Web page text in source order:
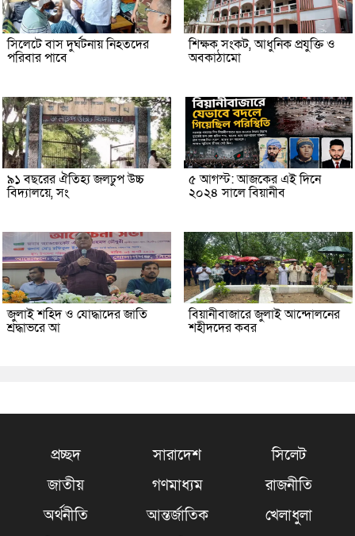
সিলেটে বাস দুর্ঘটনায় নিহতদের
পরিবার পাবে
শিক্ষক সংকট, আধুনিক প্রযুক্তি ও
অবকাঠামো
৯১ বছরের ঐতিহ্য জলঢুপ উচ্চ
বিদ্যালয়ে, সং
৫ আগস্ট: আজকের এই দিনে
২০২৪ সালে বিয়ানীব
জুলাই শহিদ ও যোদ্ধাদের জাতি
শ্রদ্ধাভরে আ
বিয়ানীবাজারে জুলাই আন্দোলনের
শহীদদের কবর
প্রচ্ছদ সারাদেশ
সিলেট
জাতীয়
গণমাধ্যম
রাজনীতি
অর্থনীতি
আন্তর্জাতিক
খেলাধুলা